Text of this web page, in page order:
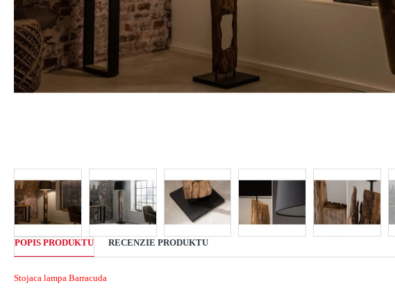
POPIS PRODUKTU RECENZIE PRODUKTU
Stojaca lampa Barracuda